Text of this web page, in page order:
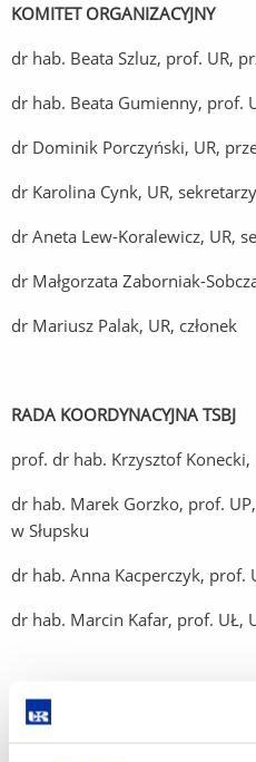
KOMITET ORGANIZACYJNY
dr hab. Beata Szluz, prof. UR,
dr hab. Beata Gumienny, prof.
dr Dominik Porczyński, UR,
dr Karolina Cynk, UR,
dr Aneta Lew-Koralewicz, UR,
dr Małgorzata Zaborniak-
dr Mariusz Palak, UR, członek
RADA KOORDYNACYJNA TSBJ
prof. dr hab. Krzysztof
dr hab. Marek Gorzko, prof.
w Słupsku
dr hab. Anna Kacperczyk, prof.
dr hab. Marcin Kafar, prof. UŁ,